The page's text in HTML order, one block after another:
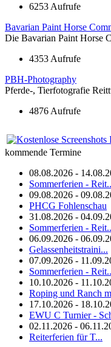
6253 Aufrufe
Bavarian Paint Horse
Die Bavarian Paint Horse
4353 Aufrufe
PBH-Photography
Pferde-, Tierfotografie
4876 Aufrufe
kommende Termine
08.08.2026 -
Sommerferien -
09.08.2026 -
PHCG Fohlenschau
31.08.2026 -
Sommerferien -
06.09.2026 -
Gelassenheitstraini...
07.09.2026 -
Sommerferien -
10.10.2026 -
Roping und Ranch
17.10.2026 -
EWU C Turnier -
02.11.2026 -
Reiterferien für T...